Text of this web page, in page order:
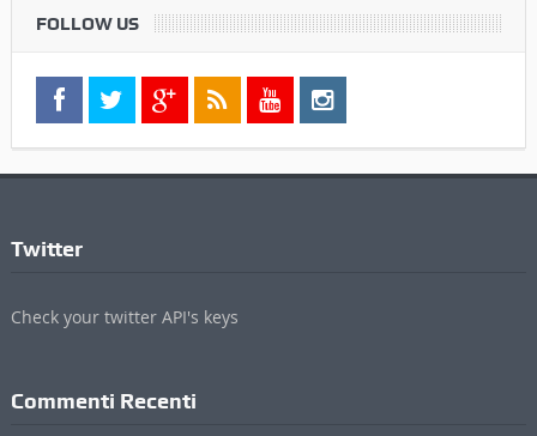
FOLLOW US
Twitter
Check your twitter API's keys
Commenti Recenti